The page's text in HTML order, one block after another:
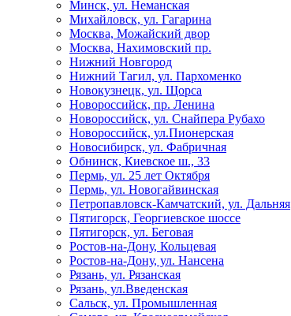
Минск, ул. Неманская
Михайловск, ул. Гагарина
Москва, Можайский двор
Москва, Нахимовский пр.
Нижний Новгород
Нижний Тагил, ул. Пархоменко
Новокузнецк, ул. Щорса
Новороссийск, пр. Ленина
Новороссийск, ул. Снайпера Рубахо
Новороссийск, ул.Пионерская
Новосибирск, ул. Фабричная
Обнинск, Киевское ш., 33
Пермь, ул. 25 лет Октября
Пермь, ул. Новогайвинская
Петропавловск-Камчатский, ул. Дальняя
Пятигорск, Георгиевское шоссе
Пятигорск, ул. Беговая
Ростов-на-Дону, Кольцевая
Ростов-на-Дону, ул. Нансена
Рязань, ул. Рязанская
Рязань, ул.Введенская
Сальск, ул. Промышленная